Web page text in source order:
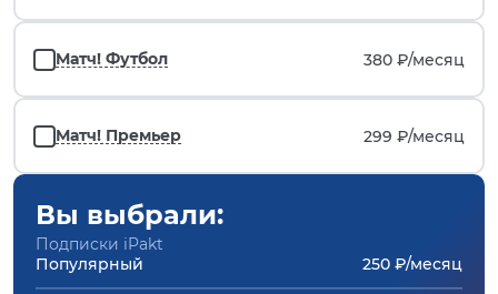
Матч! Футбол 380 ₽/месяц
Матч! Премьер 299 ₽/месяц
Вы выбрали:
Подписки iPakt
Популярный
250 ₽/месяц